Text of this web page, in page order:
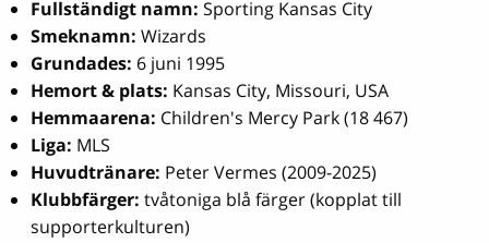
Fullständigt namn: Sporting Kansas City
Smeknamn: Wizards
Grundades: 6 juni 1995
Hemort & plats: Kansas City, Missouri, USA
Hemmaarena: Children's Mercy Park (18 467)
Liga: MLS
Huvudtränare: Peter Vermes (2009-2025)
Klubbfärger: tvåtoniga blå färger (kopplat till
supporterkulturen)